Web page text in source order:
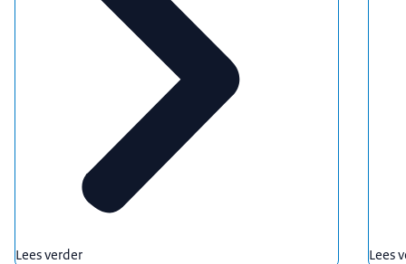
Lees verder Lees